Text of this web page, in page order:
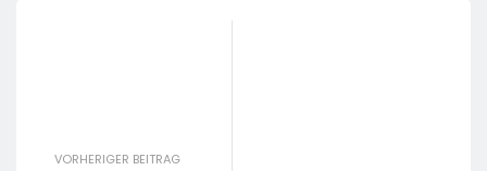
VORHERIGER BEITRAG